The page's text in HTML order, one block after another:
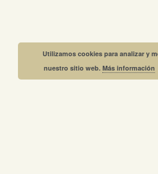
Utilizamos cookies para analizar y
nuestro sitio web.Más información